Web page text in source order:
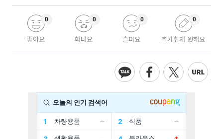
좋아요
0
화나요
0
슬퍼요
0
추가취재 원해요
0